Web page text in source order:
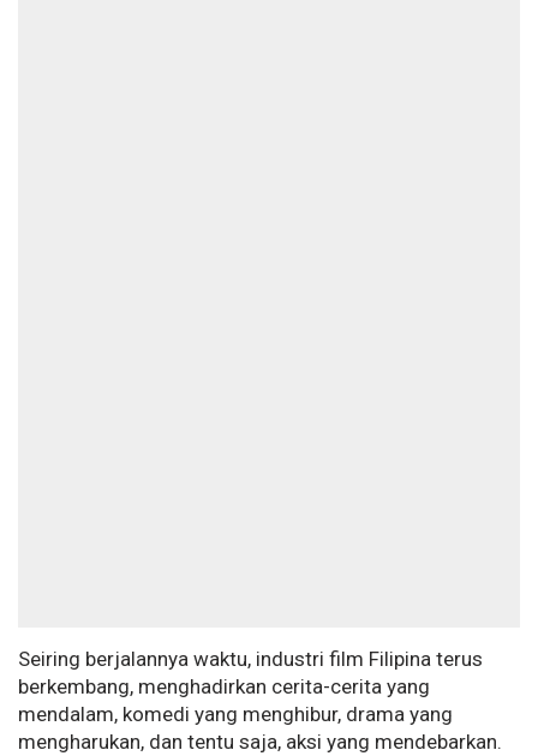
Seiring berjalannya waktu, industri film Filipina terus
berkembang, menghadirkan cerita-cerita yang
mendalam, komedi yang menghibur, drama yang
mengharukan, dan tentu saja, aksi yang mendebarkan.